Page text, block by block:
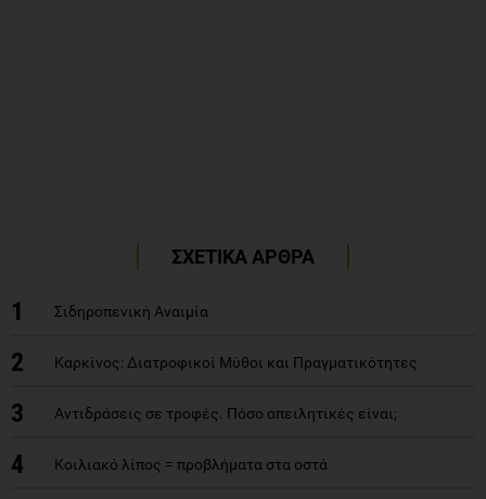
ΣΧΕΤΙΚΑ ΑΡΘΡΑ
1 Σιδηροπενική Αναιμία
2 Καρκίνος: Διατροφικοί Μύθοι και Πραγματικότητες
3 Αντιδράσεις σε τροφές. Πόσο απειλητικές είναι;
4 Κοιλιακό λίπος = προβλήματα στα οστά